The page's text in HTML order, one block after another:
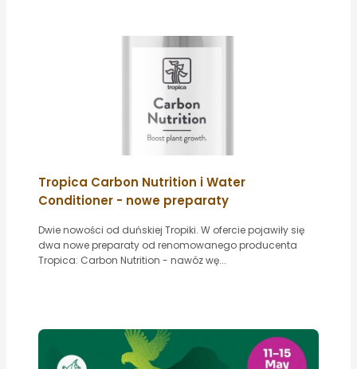
Tropica Carbon Nutrition i Water
Conditioner - nowe preparaty
Dwie nowości od duńskiej Tropiki. W ofercie pojawiły się
dwa nowe preparaty od renomowanego producenta
Tropica: Carbon Nutrition - nawóz wę...